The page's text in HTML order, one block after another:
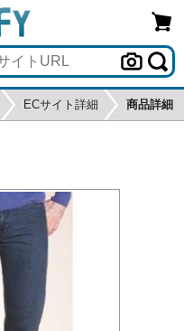
ECサイト詳細 商品詳細